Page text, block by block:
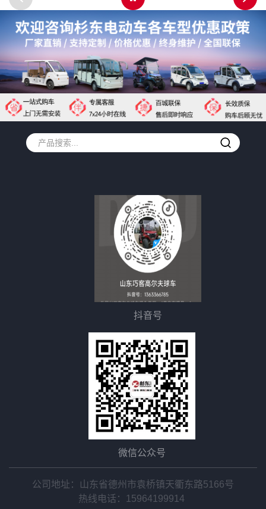
抖音号
微信公众号
公司地址：山东省德州市袁桥镇天衢东路5166号
热线电话：
15964199914